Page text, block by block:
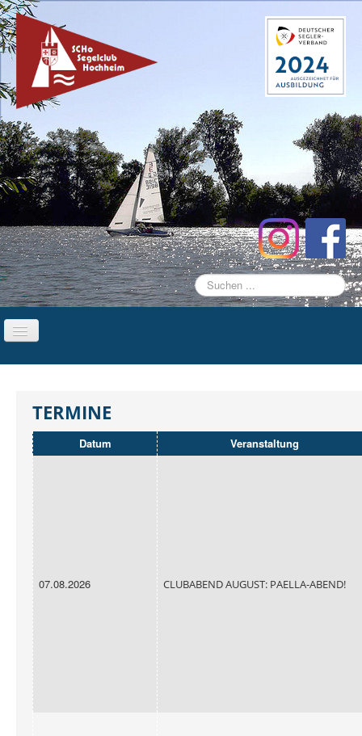
Suchen
...
DER SCHO
JUGEND
REGATTEN
RUND UMS SEGELN
MITGLIEDER
TERMINE
Datum Veranstaltung
07.08.2026 CLUBABEND AUGUST: PAELLA-ABEND!